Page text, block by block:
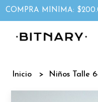
COMPRA MINIMA:
Inicio Niños Talle